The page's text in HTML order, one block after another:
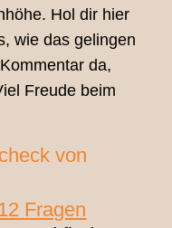
Hol dir hier
wie das gelingen
da,
Freude beim
Fragen